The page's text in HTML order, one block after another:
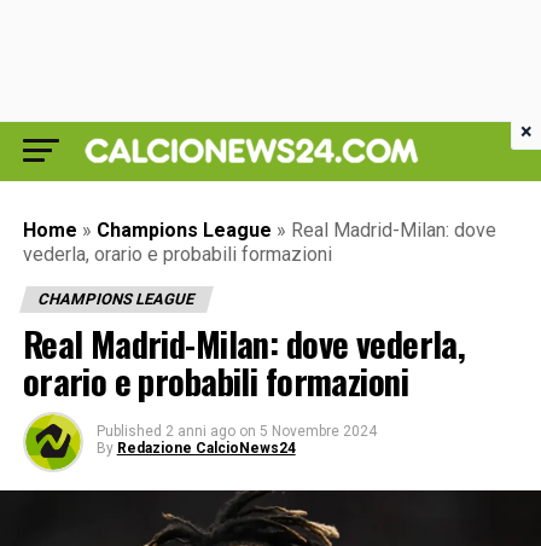
Home » Champions League » Real Madrid-Milan: dove
vederla, orario e probabili formazioni
CHAMPIONS LEAGUE
Real Madrid-Milan: dove vederla,
orario e probabili formazioni
Published 2 anni ago on 5 Novembre 2024
By Redazione CalcioNews24
×